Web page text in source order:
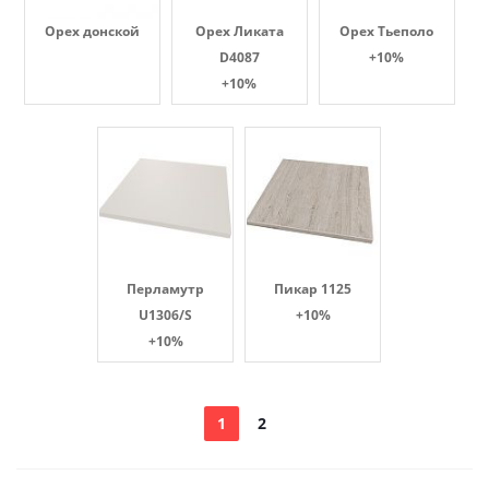
Орех донской
Орех Ликата
D4087
+10%
Орех Тьеполо
+10%
Перламутр
U1306/S
+10%
Пикар 1125
+10%
1 2